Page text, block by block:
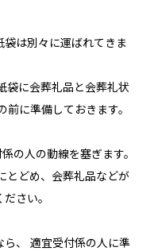
は別々に運ばれてきま
袋に会葬礼品と会葬礼状
に準備しておきます。
の人の動線を塞ぎます。
とどめ、会葬礼品などが
さい。
ら、 適宜受付係の人に準